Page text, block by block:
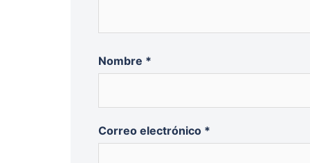
Nombre *
Correo electrónico *